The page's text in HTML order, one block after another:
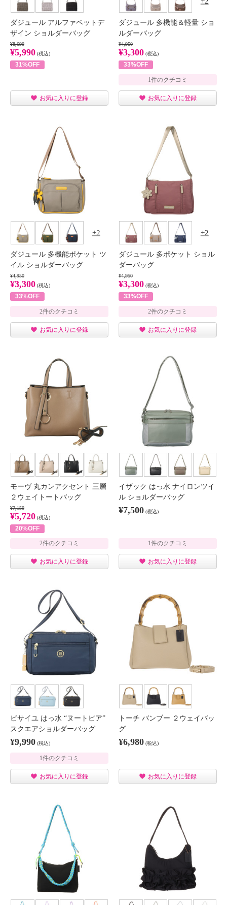
ダジュール アルファベットデ
ザイン ショルダーバッグ
¥8,690
¥5,990 (税込)
31%OFF
お気に入りに登録
ダジュール 多機能＆軽量 ショ
ルダーバッグ
¥4,950
¥3,300 (税込)
33%OFF
1件のクチコミ
お気に入りに登録
2
ダジュール 多機能ポケット ツ
イル ショルダーバッグ
¥4,950
¥3,300 (税込)
33%OFF
2件のクチコミ
お気に入りに登録
2
ダジュール 多ポケット ショル
ダーバッグ
¥4,950
¥3,300 (税込)
33%OFF
2件のクチコミ
お気に入りに登録
モーヴ 丸カンアクセント 三層
２ウェイトートバッグ
¥7,150
¥5,720 (税込)
20%OFF
2件のクチコミ
お気に入りに登録
イザック はっ水 ナイロンツイ
ル ショルダーバッグ
¥7,500 (税込)
1件のクチコミ
お気に入りに登録
ビサイユ はっ水 “ヌートピア”
スクエアショルダーバッグ
¥9,990 (税込)
1件のクチコミ
お気に入りに登録
トーチ バンブー ２ウェイバッ
グ
¥6,980 (税込)
お気に入りに登録